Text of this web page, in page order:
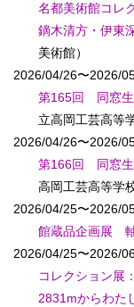
名都美術館コレ
鏑木清方・伊東
美術館）
2026/04/26〜2026/
第165回 同窓
立高岡工芸高等
2026/04/26〜2026/
第166回 同窓
高岡工芸高等学
2026/04/25〜2026/
館蔵品企画展
2026/04/25〜2026/
コレクション展
2831mからわた